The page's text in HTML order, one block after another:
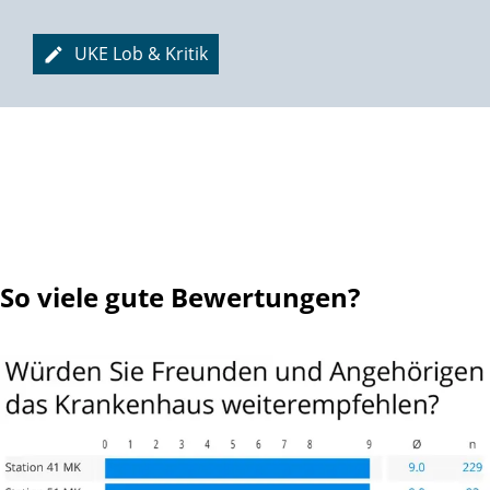
Die Batterie jedoch ist längst nicht leer!
Hüpfball, Theraband, diverse Geräte
Staunt man, wie sich viele Männer entpuppen
Als Prostataoperierte: man kann es kaum glauben,
Sie sind oft resigniert wegen etlicher Naupen,
Sei es ein schmerzhafter Drang, die durchnässte Hose,
Manchmal aus Not auch in größerer Dose.
UKE Lob & Kritik
So viele gute Bewertungen?